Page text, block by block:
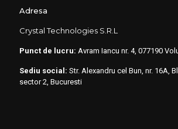
Adresa
Crystal Technologies S.R.L
Punct de lucru: Avram Iancu nr. 4, 077190
Sediu social: Str. Alexandru cel Bun, nr. 16A,
sector 2, Bucuresti